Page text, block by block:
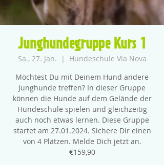
Junghundegruppe Kurs 1
Sa., 27. Jan.
  |
Hundeschule Via Nova
Möchtest Du mit Deinem Hund andere
Junghunde treffen? In dieser Gruppe
können die Hunde auf dem Gelände der
Hundeschule spielen und gleichzeitig
auch noch etwas lernen. Diese Gruppe
startet am 27.01.2024. Sichere Dir einen
von 4 Plätzen. Melde Dich jetzt an.
€159,90